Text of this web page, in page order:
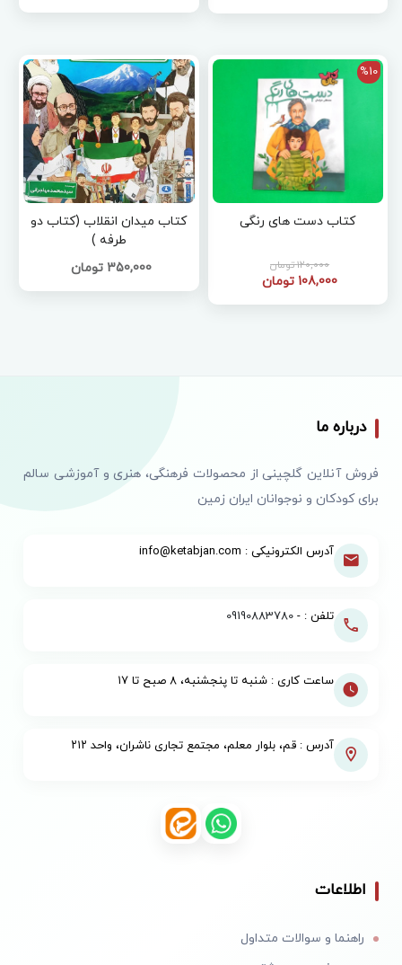
%10
کتاب دست های رنگی
120,000 تومان
108,000 تومان
کتاب میدان انقلاب (کتاب دو
طرفه )
350,000 تومان
درباره ما
فروش آنلاین گلچینی از محصولات فرهنگی، هنری و آموزشی سالم
برای کودکان و نوجوانان ایران زمین
آدرس الکترونیکی : info@ketabjan.com
تلفن : -09190883780
ساعت کاری : شنبه تا پنجشنبه، ۸ صبح تا ۱۷
آدرس : قم، بلوار معلم، مجتمع تجاری ناشران، واحد ۲۱۲
اطلاعات
راهنما و سوالات متداول